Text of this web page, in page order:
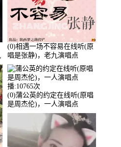
(0)相遇一场不容易在线听(原
唱是张静)，老九演唱点
播:11453次
(0)蒲公英的约定在线听(原唱
是周杰伦)，一人演唱点
播:10765次